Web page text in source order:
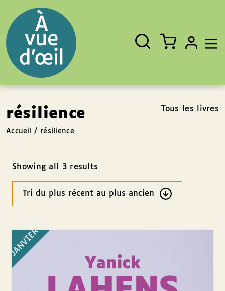
Fermer
Rechercher
un
livre,
un
auteur,
un
EAN
résilience Tous les livres
Accueil / résilience
Showing all 3 results
Ordre
JANVIER